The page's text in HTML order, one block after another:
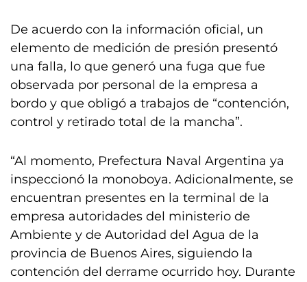
De acuerdo con la información oficial, un
elemento de medición de presión presentó
una falla, lo que generó una fuga que fue
observada por personal de la empresa a
bordo y que obligó a trabajos de “contención,
control y retirado total de la mancha”.
“Al momento, Prefectura Naval Argentina ya
inspeccionó la monoboya. Adicionalmente, se
encuentran presentes en la terminal de la
empresa autoridades del ministerio de
Ambiente y de Autoridad del Agua de la
provincia de Buenos Aires, siguiendo la
contención del derrame ocurrido hoy. Durante